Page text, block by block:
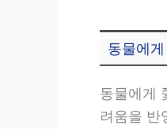
동물에
동물에게
려움을 반